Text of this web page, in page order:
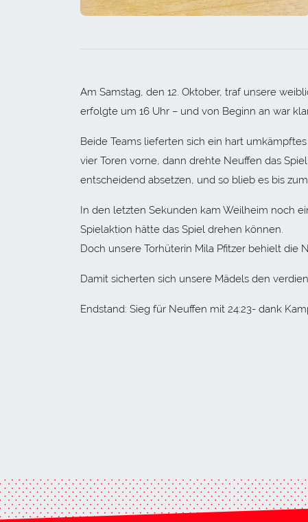
Am Samstag, den 12. Oktober, traf unsere
erfolgte um 16 Uhr – und von Beginn an war
Beide Teams lieferten sich ein hart
vier Toren vorne, dann drehte Neuffen das
entscheidend absetzen, und so blieb es bis
In den letzten Sekunden kam Weilheim noch
Spielaktion hätte das Spiel drehen können.
Doch unsere Torhüterin Mila Pfitzer behielt die
Damit sicherten sich unsere Mädels den
Endstand: Sieg für Neuffen mit 24:23- dank